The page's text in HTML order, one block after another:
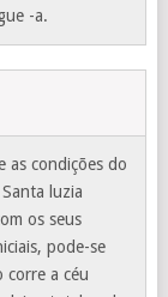
-a.
as condições do
luzia
os seus
pode-se
corre a céu